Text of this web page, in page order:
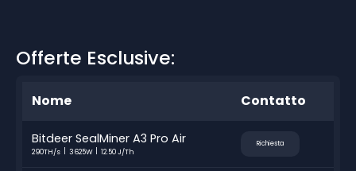
Offerte Esclusive:
Nome Contatto
Bitdeer SealMiner A3 Pro Air
290TH/s 3625W 12.50 J/Th
Richiesta